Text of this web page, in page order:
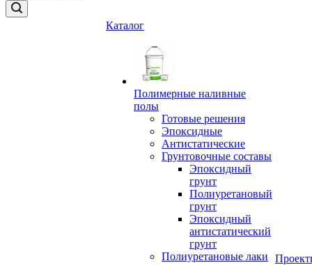
Каталог
Полимерные наливные
полы
Готовые решения
Эпоксидные
Антистатические
Грунтовочные составы
Эпоксидный
грунт
Полиуретановый
грунт
Эпоксидный
антистатический
грунт
Полиуретановые лаки